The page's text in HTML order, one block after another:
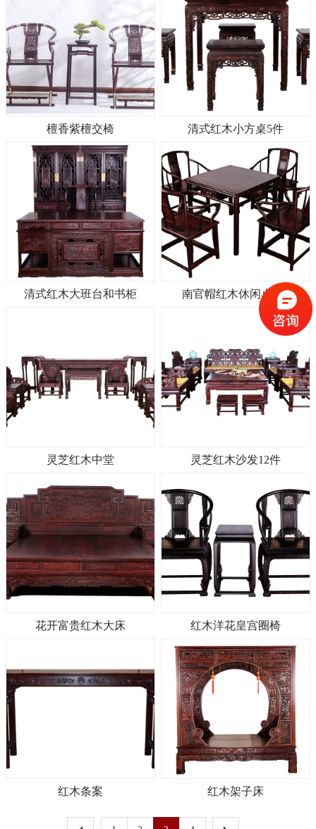
檀香紫檀交椅 清式红木小方桌5件
清式红木大班台和书柜 南官帽红木休闲桌5件
灵芝红木中堂 灵芝红木沙发12件
花开富贵红木大床 红木洋花皇宫圈椅
红木条案 红木架子床